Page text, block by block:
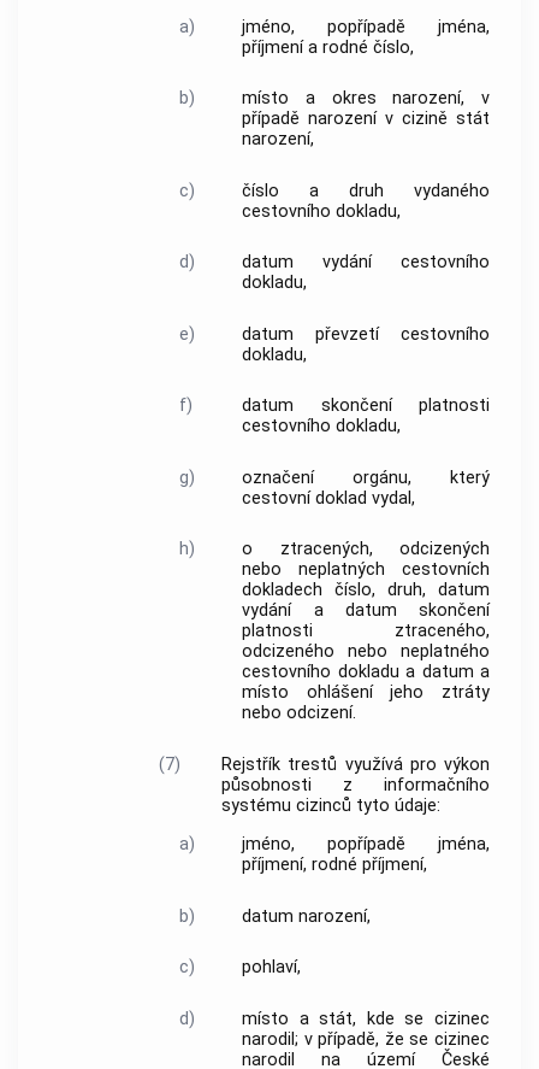
a)
jméno, popřípadě jména,
příjmení a rodné číslo,
b)
místo a okres narození, v
případě narození v cizině stát
narození,
c)
číslo a druh vydaného
cestovního dokladu,
d)
datum vydání cestovního
dokladu,
e)
datum převzetí cestovního
dokladu,
f)
datum skončení platnosti
cestovního dokladu,
g)
označení orgánu, který
cestovní doklad vydal,
h)
o ztracených, odcizených
nebo neplatných cestovních
dokladech číslo, druh, datum
vydání a datum skončení
platnosti ztraceného,
odcizeného nebo neplatného
cestovního dokladu a datum a
místo ohlášení jeho ztráty
nebo odcizení.
(7)
Rejstřík trestů využívá pro výkon
působnosti z informačního
systému cizinců tyto údaje:
a)
jméno, popřípadě jména,
příjmení, rodné příjmení,
b) datum narození,
c) pohlaví,
d)
místo a stát, kde se cizinec
narodil; v případě, že se cizinec
narodil na území České